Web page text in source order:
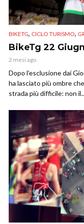
BIKETG, CICLO TURISMO,
BikeTg 22
2 mesi ago
Dopo l’esclusione dai
ha lasciato più ombre
strada più difficile: non